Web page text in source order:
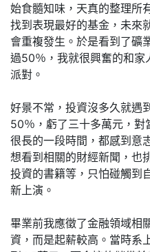
始食髓知味，天真的整理所
找到表現最好的基金，未來
會重複發生。於是看到了礦
過50％，我就很興奮的和家
派對。
好景不常，投資沒多久就遇
50％，虧了三十多萬元，對
很長的一段時間，都感到意
想看到相關的財經新聞，也
投資的書籍等，只怕碰觸到
新上演。
畢業前我應徵了金融領域相
資，而是起薪較高。當時系